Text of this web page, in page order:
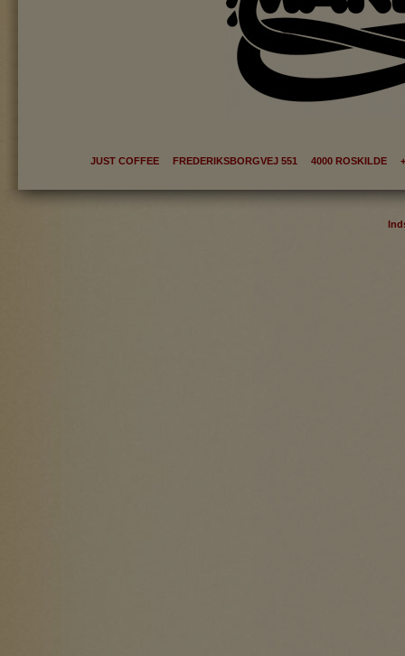
JUST COFFEE FREDERIKSBORGVEJ 551 4000 ROSKILDE